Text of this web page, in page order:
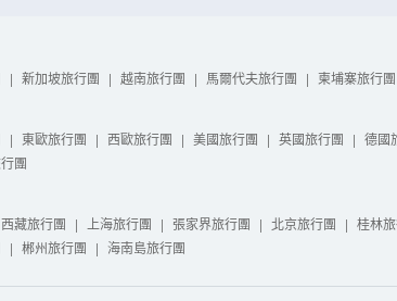
| 新加坡旅行團 | 越南旅行團 | 馬爾代夫旅行團 | 柬埔寨旅行團
| 東歐旅行團 | 西歐旅行團 | 美國旅行團 | 英國旅行團 | 德國
團
西藏旅行團 | 上海旅行團 | 張家界旅行團 | 北京旅行團 | 桂林
| 郴州旅行團 | 海南島旅行團